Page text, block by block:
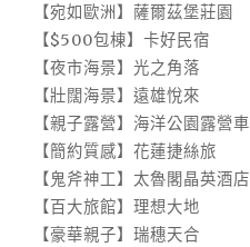
【宛如歐洲】薩爾茲堡莊園
【$500包棟】卡好民宿
【夜市海景】光之角落
【壯闊海景】遠雄悅來
【親子露營】海洋公園露營車
【簡約質感】花蓮捷絲旅
【鬼斧神工】太魯閣晶英酒店
【百大旅館】理想大地
【豪華親子】瑞穗天合